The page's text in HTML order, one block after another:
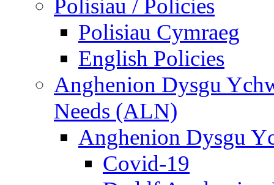
Polisiau / Policies
Polisiau Cymraeg
English Policies
Anghenion Dysgu
Needs (ALN)
Anghenion Dysgu
Covid-19